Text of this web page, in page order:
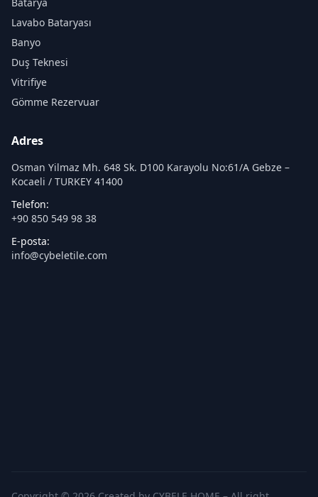
Lavabo Bataryası
Banyo
Duş Teknesi
Vitrifiye
Gömme Rezervuar
Adres
Osman Yilmaz Mh. 648 Sk. D100 Karayolu No:61/A Gebze –
Kocaeli / TURKEY 41400
Telefon:
+90 850 549 98 38
E-posta:
info@cybeletile.com